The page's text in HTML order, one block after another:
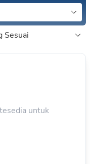
Sesuai
untuk